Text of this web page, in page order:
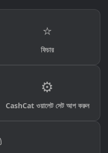
⭐
ফিচার
⚙️
CashCat ওয়ালেট সেট আপ করুন